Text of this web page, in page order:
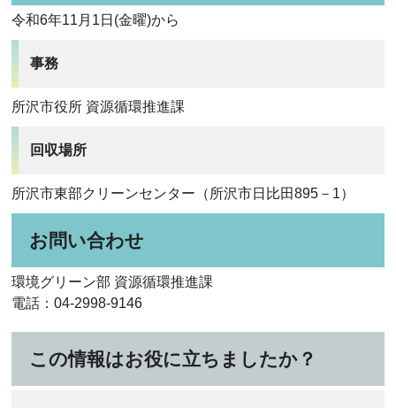
令和6年11月1日(金曜)から
事務
所沢市役所 資源循環推進課
回収場所
所沢市東部クリーンセンター（所沢市日比田895－1）
お問い合わせ
環境グリーン部 資源循環推進課
電話：04-2998-9146
この情報はお役に立ちましたか？